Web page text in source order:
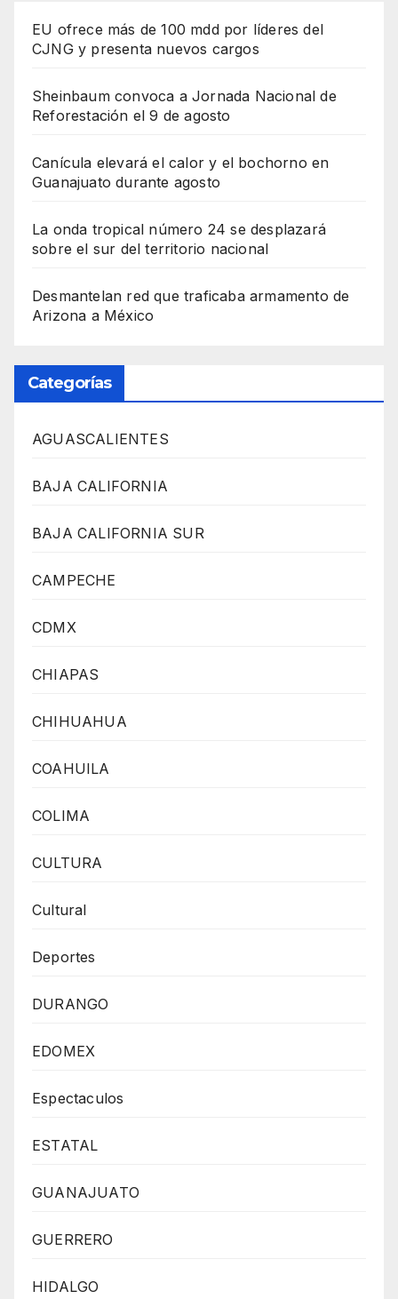
EU ofrece más de 100 mdd por líderes del
CJNG y presenta nuevos cargos
Sheinbaum convoca a Jornada Nacional de
Reforestación el 9 de agosto
Canícula elevará el calor y el bochorno en
Guanajuato durante agosto
La onda tropical número 24 se desplazará
sobre el sur del territorio nacional
Desmantelan red que traficaba armamento de
Arizona a México
Categorías
AGUASCALIENTES
BAJA CALIFORNIA
BAJA CALIFORNIA SUR
CAMPECHE
CDMX
CHIAPAS
CHIHUAHUA
COAHUILA
COLIMA
CULTURA
Cultural
Deportes
DURANGO
EDOMEX
Espectaculos
ESTATAL
GUANAJUATO
GUERRERO
HIDALGO